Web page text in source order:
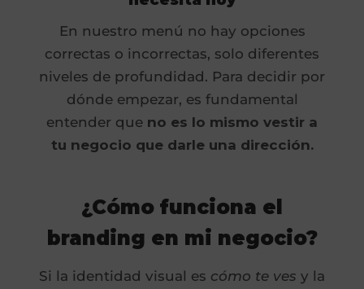
En nuestro menú no hay opciones
correctas o incorrectas, solo diferentes
niveles de profundidad. Para decidir por
dónde empezar, es fundamental
entender que no es lo mismo vestir a
tu negocio que darle una dirección.
¿Cómo funciona el
branding en mi negocio?
Si la identidad visual es cómo te ves y la